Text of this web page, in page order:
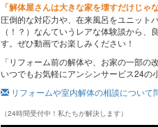
「解体屋さんは大きな家を壊すだけじゃ
圧倒的な対応力や、在来風呂をユニット
（！？）なんていうレアな体験談から
す。ぜひ動画でお楽しみください！
「リフォーム前の解体や、お家の一部の
いつでもお気軽にアンシンサービス24の
リフォームや室内解体の相談について
（24時間受付中！私たちが解決します）